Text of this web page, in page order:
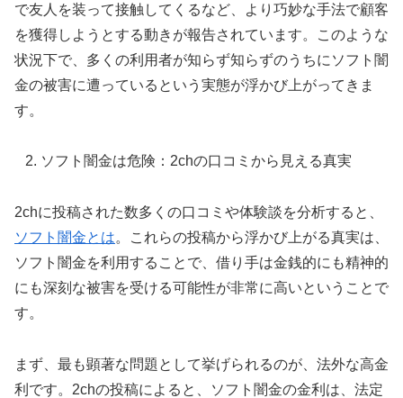
で友人を装って接触してくるなど、より巧妙な手法で顧客
を獲得しようとする動きが報告されています。このような
状況下で、多くの利用者が知らず知らずのうちにソフト闇
金の被害に遭っているという実態が浮かび上がってきま
す。
ソフト闇金は危険：2chの口コミから見える真実
2chに投稿された数多くの口コミや体験談を分析すると、
ソフト闇金とは。これらの投稿から浮かび上がる真実は、
ソフト闇金を利用することで、借り手は金銭的にも精神的
にも深刻な被害を受ける可能性が非常に高いということで
す。
まず、最も顕著な問題として挙げられるのが、法外な高金
利です。2chの投稿によると、ソフト闇金の金利は、法定